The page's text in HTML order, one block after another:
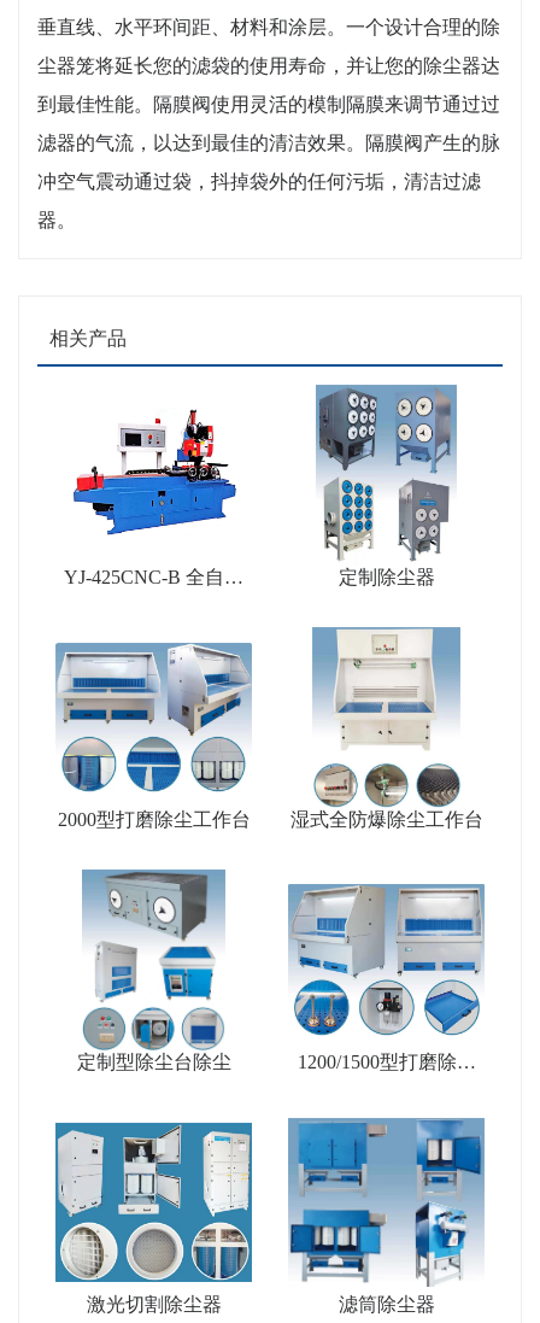
垂直线、水平环间距、材料和涂层。一个设计合理的除
尘器笼将延长您的滤袋的使用寿命，并让您的除尘器达
到最佳性能。隔膜阀使用灵活的模制隔膜来调节通过过
滤器的气流，以达到最佳的清洁效果。隔膜阀产生的脉
冲空气震动通过袋，抖掉袋外的任何污垢，清洁过滤
器。
相关产品
YJ-425CNC-B 全自动
定制除尘器
2000型打磨除尘工作台 湿式全防爆除尘工作台
定制型除尘台除尘
1200/1500型打磨除尘
激光切割除尘器 滤筒除尘器